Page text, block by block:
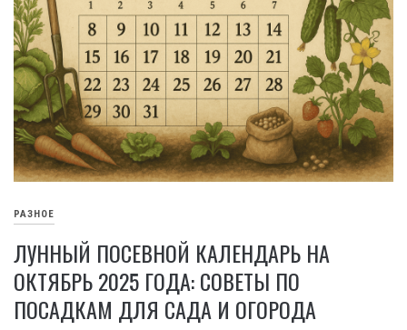
РАЗНОЕ
ЛУННЫЙ ПОСЕВНОЙ КАЛЕНДАРЬ НА
ОКТЯБРЬ 2025 ГОДА: СОВЕТЫ ПО
ПОСАДКАМ ДЛЯ САДА И ОГОРОДА